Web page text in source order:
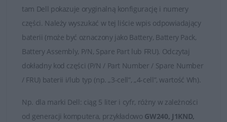
tam Dell pokazuje oryginalną konfigurację i numery
części. Należy wyszukać w tej liście wpis odpowiadający
baterii (może być oznaczony jako Battery, Battery Pack,
Battery Assembly, P/N, Spare Part lub FRU). Odczytaj
dokładny kod części (P/N / Part Number / Spare Number
/ FRU) baterii i/lub typ (np. „3-cell”, „4-cell”, wartość Wh).
Np. dla marki Dell: ciąg 5 liter i cyfr, różny w zależności
od generacji komputera, przykładowo GW240, J1KND,